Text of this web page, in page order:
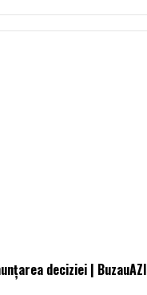
deciziei | BuzauAZI